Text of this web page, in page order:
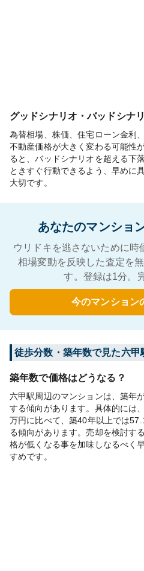
グッドシナリオ・バッドシナ
為替相場、株価、住宅ローン金利
不動産価格が大きく変わる可能性
ると、バッドシナリオを超える下
ときすぐ行動できるよう、早めに
大切です。
あなたのマンショ
ウリドキを逃さないために
相場変動を反映した査定を
す。登録は1分。
今のマンション
徒歩分数・築年数で見た六甲
築年数で価格はどうなる？
六甲駅周辺のマンションは、築年
する傾向があります。具体的には
万円に比べて、築40年以上では
る傾向があります。売却を検討す
格が低くなる事を加味しなるべく
すめです。